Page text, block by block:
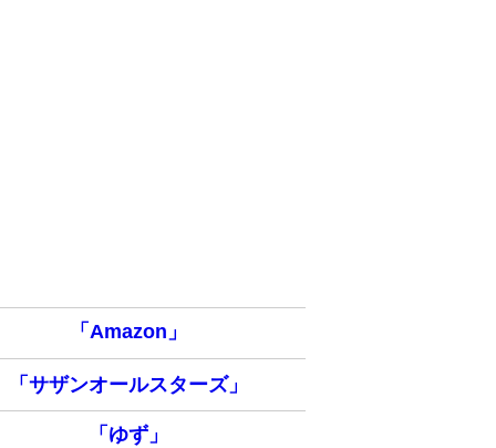
「Amazon」
「サザンオールスターズ」
「ゆず」